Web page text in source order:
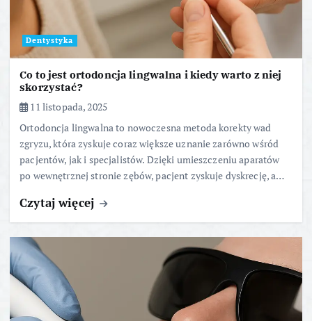
Dentystyka
Co to jest ortodoncja lingwalna i kiedy warto z niej
skorzystać?
11 listopada, 2025
Ortodoncja lingwalna to nowoczesna metoda korekty wad
zgryzu, która zyskuje coraz większe uznanie zarówno wśród
pacjentów, jak i specjalistów. Dzięki umieszczeniu aparatów
po wewnętrznej stronie zębów, pacjent zyskuje dyskrecję, a…
Czytaj więcej